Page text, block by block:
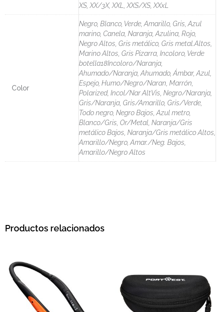
XS, XX/3X, XXL, XXS/XS, XXxL
Color
Negro, Blanco, Verde, Amarillo, Gris, Azul
marino, Canela, Naranja, Azulina, Rojo,
Negro Altos, Gris metálico, Gris metal.Altos,
Marino Altos, Gris Pizarra, Incoloro, Verde
botella18Incoloro/Naranja,
Ahumado/Naranja, Ahumado, Ámbar, Azul,
Espejo, Humo/Negro/Naran, Marrón,
Polarized, Incol/Nar AltVis, Negro/Naranja,
Gris/Naranja, Gris/Amarillo, Gris/Verde,
Todo negro, Negro Bajos, Azul metro,
Blanco/Gris, Or/Metal, Naranja/Gris
metálico Bajos, Naranja/Gris metálico Altos,
Amarillo/Negro, Amar./Neg. Bajos,
Amarillo/Negro Altos
Productos relacionados